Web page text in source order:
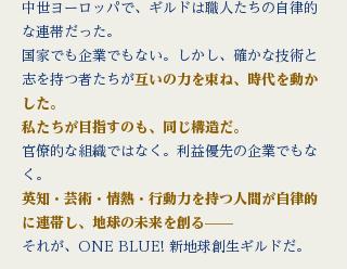
中世ヨーロッパで、ギルドは職人たちの自律的
な連帯だった。
国家でも企業でもない。しかし、確かな技術と
志を持つ者たちが互いの力を束ね、時代を動か
した。
私たちが目指すのも、同じ構造だ。
官僚的な組織ではなく。利益優先の企業でもな
く。
英知・芸術・情熱・行動力を持つ人間が自律的
に連帯し、地球の未来を創る——
それが、ONE BLUE! 新地球創生ギルドだ。